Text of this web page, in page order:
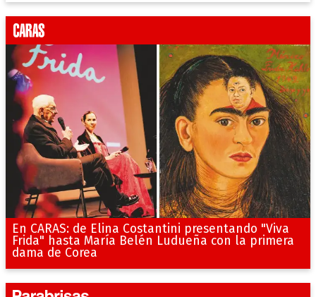
En CARAS: de Elina Costantini presentando "Viva
Frida" hasta María Belén Ludueña con la primera
dama de Corea